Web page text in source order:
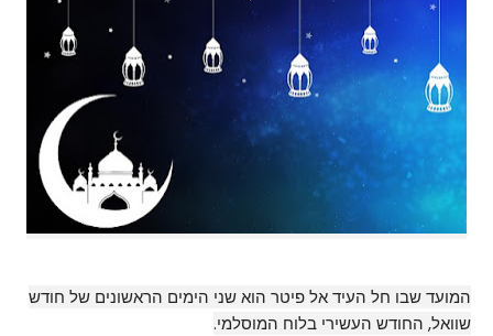
המועד שבו חל העיד אל פיטר הוא שני הימים הראשונים של חודש
שוואל, החודש העשירי בלוח המוסלמי.